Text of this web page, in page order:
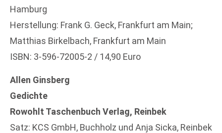
Hamburg
Herstellung: Frank G. Geck, Frankfurt am Main;
Matthias Birkelbach, Frankfurt am Main
ISBN: 3-596-72005-2 / 14,90 Euro
Allen Ginsberg
Gedichte
Rowohlt Taschenbuch Verlag, Reinbek
Satz: KCS GmbH, Buchholz und Anja Sicka, Reinbek